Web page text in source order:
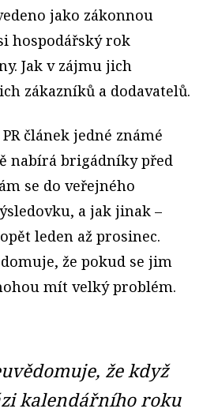
jako zákonnou
hospodářský rok
Jak v zájmu jich
zákazníků a dodavatelů.
článek jedné známé
nabírá brigádníky před
se do veřejného
a jak jinak –
leden až prosinec.
že pokud se jim
mít velký problém.
že když
kalendářního roku